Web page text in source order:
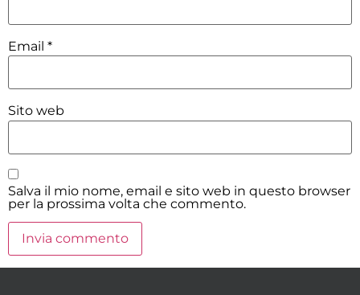
Email *
Sito web
Salva il mio nome, email e sito web in questo browser
per la prossima volta che commento.